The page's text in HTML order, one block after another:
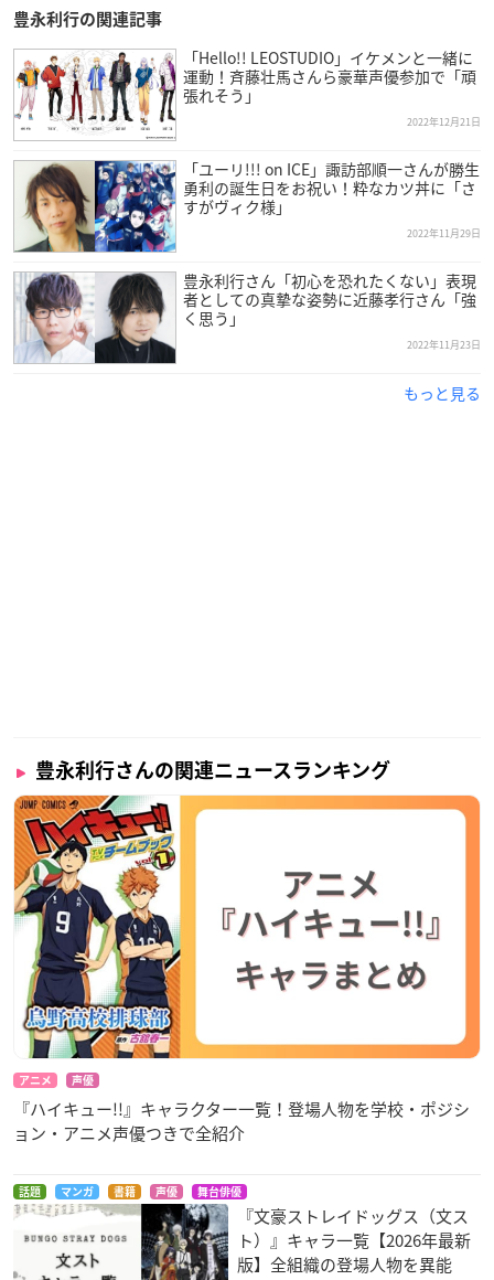
豊永利行の関連記事
「Hello!! LEOSTUDIO」イケメンと一緒に
運動！斉藤壮馬さんら豪華声優参加で「頑
張れそう」
2022年12月21日
「ユーリ!!! on ICE」諏訪部順一さんが勝生
勇利の誕生日をお祝い！粋なカツ丼に「さ
すがヴィク様」
2022年11月29日
豊永利行さん「初心を恐れたくない」表現
者としての真摯な姿勢に近藤孝行さん「強
く思う」
2022年11月23日
もっと見る
豊永利行さんの関連ニュースランキング
アニメ 声優
『ハイキュー!!』キャラクター一覧！登場人物を学校・ポジシ
ョン・アニメ声優つきで全紹介
話題 マンガ 書籍 声優 舞台俳優
『文豪ストレイドッグス（文ス
ト）』キャラ一覧【2026年最新
版】全組織の登場人物を異能